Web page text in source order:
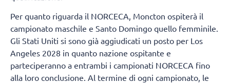
Per quanto riguarda il NORCECA, Moncton ospiterà il
campionato maschile e Santo Domingo quello femminile.
Gli Stati Uniti si sono già aggiudicati un posto per Los
Angeles 2028 in quanto nazione ospitante e
parteciperanno a entrambi i campionati NORCECA fino
alla loro conclusione. Al termine di ogni campionato, le